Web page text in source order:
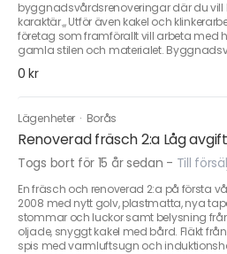
byggnadsvårdsrenoveringar där du vill
karaktär.,, Utför även kakel och
företag som framförallt vill arbeta med
gamla stilen och materialet.
0 kr
Lägenheter · Borås
Renoverad fräsch 2:a Låg avgift
Togs bort för 15 år sedan - Till
En fräsch och renoverad 2:a på första
2008 med nytt golv, plastmatta, nya
stommar och luckor samt belysning från
oljade, snyggt kakel med bård. Fläkt
spis med varmluftsugn och